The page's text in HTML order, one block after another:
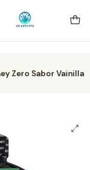
GRATIS mismo
desde CLP 39.900.
14 hrs.
Zero Sabor Vainilla